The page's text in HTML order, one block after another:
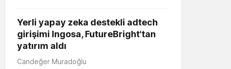
Yerli yapay zeka destekli adtech
girişimi Ingosa, FutureBright'tan
yatırım aldı
Candeğer Muradoğlu